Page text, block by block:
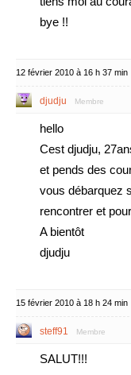
bye !!
12 février 2010 à 16 h 37 min
djudju Membre
hello
Cest djudju,
et pends des
vous débarquez
rencontrer et
A bientôt
djudju
15 février 2010 à 18 h 24 min
steff91 Membre
SALUT!!!